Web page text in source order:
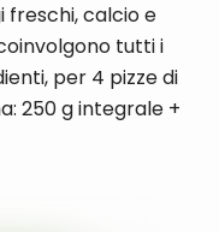
freschi, calcio e
tutti i
per 4 pizze di
250 g integrale +